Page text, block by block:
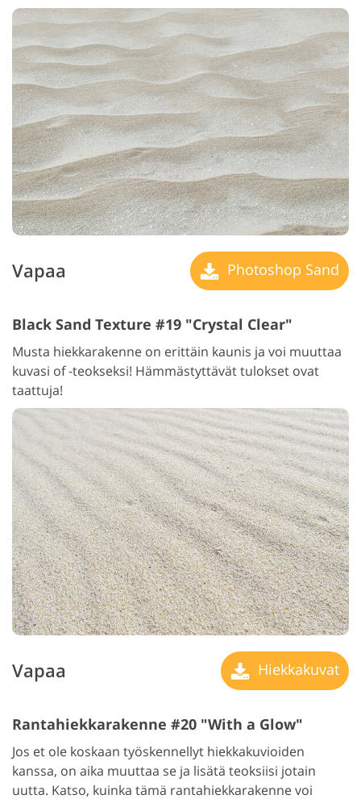
Vapaa Photoshop Sand
Black Sand Texture #19 "Crystal Clear"
Musta hiekkarakenne on erittäin kaunis ja voi muuttaa
kuvasi of -teokseksi! Hämmästyttävät tulokset ovat
taattuja!
Vapaa Hiekkakuvat
Rantahiekkarakenne #20 "With a Glow"
Jos et ole koskaan työskennellyt hiekkakuvioiden
kanssa, on aika muuttaa se ja lisätä teoksiisi jotain
uutta. Katso, kuinka tämä rantahiekkarakenne voi